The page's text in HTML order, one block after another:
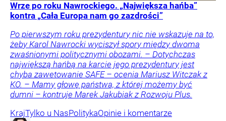
Wrze po roku Nawrockiego. „Największa hańba”
kontra „Cała Europa nam go zazdrości”
Po pierwszym roku prezydentury nic nie wskazuje na to,
żeby Karol Nawrocki wyciszył spory między dwoma
zwaśnionymi politycznymi obozami. – Dotychczas
największą hańbą na karcie jego prezydentury jest
chyba zawetowanie SAFE – ocenia Mariusz Witczak z
KO. – Mamy głowę państwa, z której możemy być
dumni – kontruje Marek Jakubiak z Rozwoju Plus.
KrajTylko u NasPolitykaOpinie i komentarze